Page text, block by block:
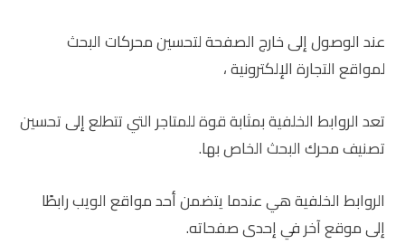
عند الوصول إلى خارج الصفحة لتحسين محركات البحث
لمواقع التجارة الإلكترونية ،
تعد الروابط الخلفية بمثابة قوة للمتاجر التي تتطلع إلى تحسين
تصنيف محرك البحث الخاص بها.
الروابط الخلفية هي عندما يتضمن أحد مواقع الويب رابطًا
إلى موقع آخر في إحدى صفحاته.